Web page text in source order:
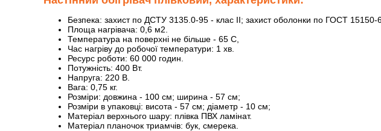
Безпека: захист по ДСТУ 3135.0-95 - клас II; захист оболонки по ГОСТ 15150-
Площа нагрівача: 0,6 м2.
Температура на поверхні не більше - 65 С,
Час нагріву до робочої температури: 1 хв.
Ресурс роботи: 60 000 годин.
Потужність: 400 Вт.
Напруга: 220 В.
Вага: 0,75 кг.
Розміри: довжина - 100 см; ширина - 57 см;
Розміри в упаковці: висота - 57 см; діаметр - 10 см;
Матеріал верхнього шару: плівка ПВХ ламінат.
Матеріал планочок триамчів: бук, смерека.